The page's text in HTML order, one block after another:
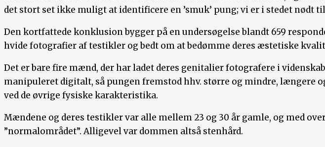
det stort set ikke muligt at identificere en ’smuk’ pung; vi er i stedet nødt
Den kortfattede konklusion bygger på en undersøgelse blandt 659
hvide fotografier af testikler og bedt om at bedømme deres æstetiske
Det er bare fire mænd, der har ladet deres genitalier fotografere i
manipuleret digitalt, så pungen fremstod hhv. større og mindre, længere
ved de øvrige fysiske karakteristika.
Mændene og deres testikler var alle mellem 23 og 30 år gamle, og med
”normalområdet”. Alligevel var dommen altså stenhård.